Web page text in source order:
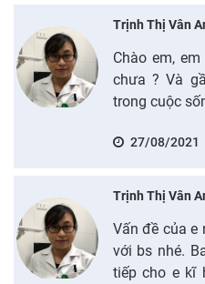
Trịnh Thị Vân
Chào em,
chưa ? Và
trong cuộc
27/08/2021
Trịnh Thị Vân
Vấn đề của e
với bs nhé.
tiếp cho e kĩ